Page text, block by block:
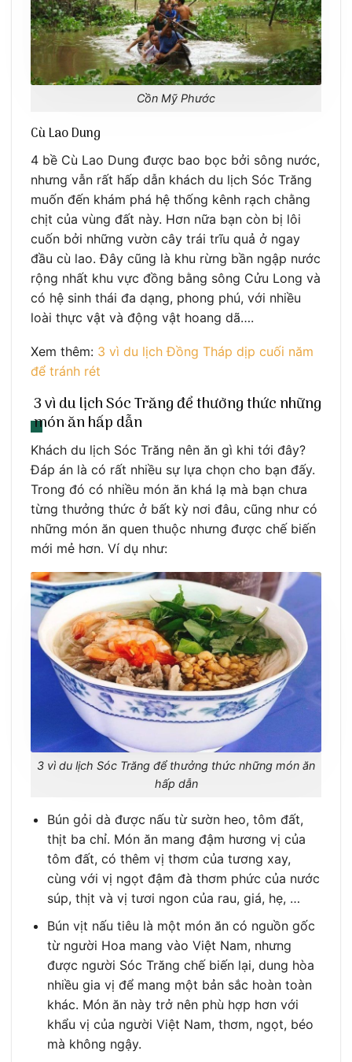
Cồn Mỹ Phước
Cù Lao Dung
4 bề Cù Lao Dung được bao bọc bởi sông nước,
nhưng vẫn rất hấp dẫn khách du lịch Sóc Trăng
muốn đến khám phá hệ thống kênh rạch chằng
chịt của vùng đất này. Hơn nữa bạn còn bị lôi
cuốn bởi những vườn cây trái trĩu quả ở ngay
đầu cù lao. Đây cũng là khu rừng bần ngập nước
rộng nhất khu vực đồng bằng sông Cửu Long và
có hệ sinh thái đa dạng, phong phú, với nhiều
loài thực vật và động vật hoang dã….
Xem thêm: 3 vì du lịch Đồng Tháp dịp cuối năm
để tránh rét
3 vì du lịch Sóc Trăng để thưởng thức những
món ăn hấp dẫn
Khách du lịch Sóc Trăng nên ăn gì khi tới đây?
Đáp án là có rất nhiều sự lựa chọn cho bạn đấy.
Trong đó có nhiều món ăn khá lạ mà bạn chưa
từng thưởng thức ở bất kỳ nơi đâu, cũng như có
những món ăn quen thuộc nhưng được chế biến
mới mẻ hơn. Ví dụ như:
3 vì du lịch Sóc Trăng để thưởng thức những món ăn
hấp dẫn
Bún gỏi dà được nấu từ sườn heo, tôm đất,
thịt ba chỉ. Món ăn mang đậm hương vị của
tôm đất, có thêm vị thơm của tương xay,
cùng với vị ngọt đậm đà thơm phức của nước
súp, thịt và vị tươi ngon của rau, giá, hẹ, …
Bún vịt nấu tiêu là một món ăn có nguồn gốc
từ người Hoa mang vào Việt Nam, nhưng
được người Sóc Trăng chế biến lại, dung hòa
nhiều gia vị để mang một bản sắc hoàn toàn
khác. Món ăn này trở nên phù hợp hơn với
khẩu vị của người Việt Nam, thơm, ngọt, béo
mà không ngậy.